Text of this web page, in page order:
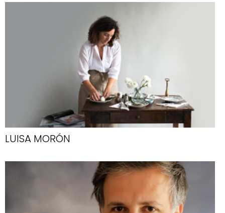
LUISA MORÓN